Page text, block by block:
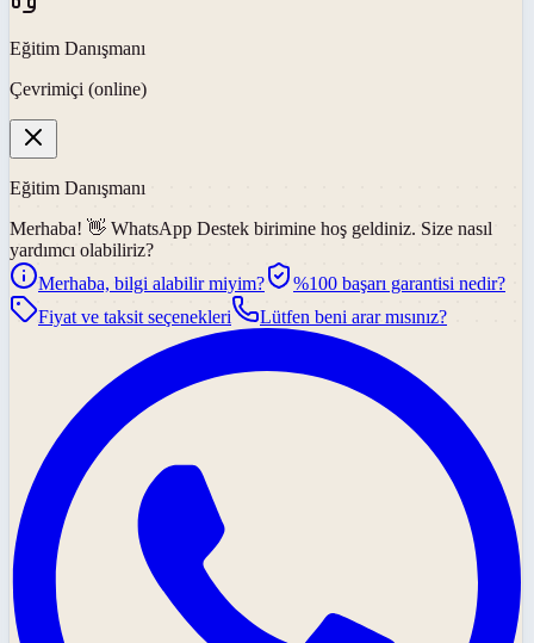
Eğitim Danışmanı
Çevrimiçi (online)
Eğitim Danışmanı
Merhaba! 👋 WhatsApp Destek birimine hoş geldiniz. Size nasıl
yardımcı olabiliriz?
Merhaba, bilgi alabilir miyim?
%100 başarı garantisi nedir?
Fiyat ve taksit seçenekleri
Lütfen beni arar mısınız?